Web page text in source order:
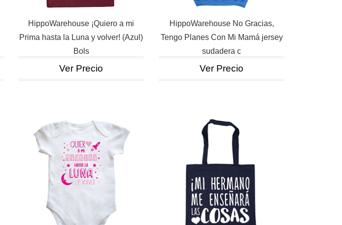
HippoWarehouse ¡Quiero a mi
Prima hasta la Luna y volver! (Azul)
Bols
Ver Precio
HippoWarehouse No Gracias,
Tengo Planes Con Mi Mamá jersey
sudadera c
Ver Precio